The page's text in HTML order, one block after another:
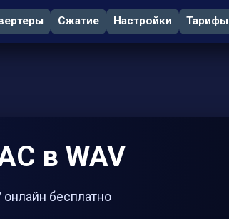
Сжатие Настройки Тарифы
в WAV
онлайн бесплатно